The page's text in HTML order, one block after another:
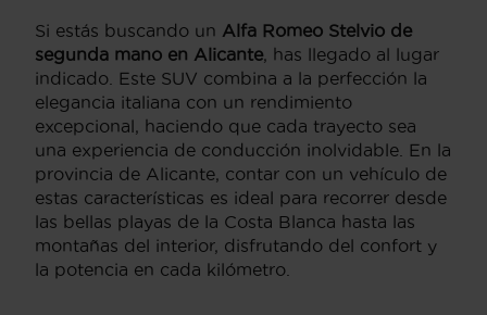
Si estás buscando un Alfa Romeo Stelvio de
segunda mano en Alicante, has llegado al lugar
indicado. Este SUV combina a la perfección la
elegancia italiana con un rendimiento
excepcional, haciendo que cada trayecto sea
una experiencia de conducción inolvidable. En la
provincia de Alicante, contar con un vehículo de
estas características es ideal para recorrer desde
las bellas playas de la Costa Blanca hasta las
montañas del interior, disfrutando del confort y
la potencia en cada kilómetro.